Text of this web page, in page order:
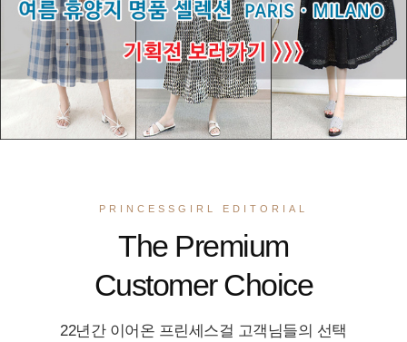
PRINCESSGIRL EDITORIAL
The Premium
Customer Choice
22년간 이어온 프린세스걸 고객님들의 선택